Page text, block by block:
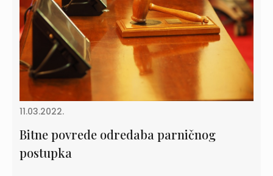
11.03.2022.
Bitne povrede odredaba parničnog
postupka